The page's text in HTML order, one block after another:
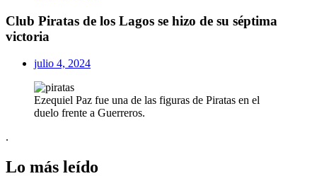
Club Piratas de los Lagos se hizo de su séptima
victoria
julio 4, 2024
Ezequiel Paz fue una de las figuras de Piratas en el
duelo frente a Guerreros.
.
Lo más leído